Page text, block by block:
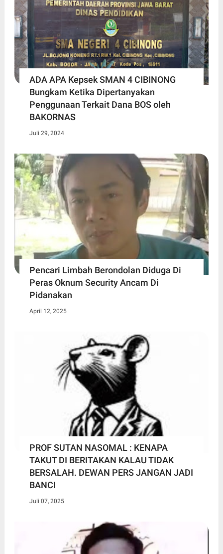
ADA APA Kepsek SMAN 4 CIBINONG
Bungkam Ketika Dipertanyakan
Penggunaan Terkait Dana BOS oleh
BAKORNAS
Juli 29, 2024
Pencari Limbah Berondolan Diduga Di
Peras Oknum Security Ancam Di
Pidanakan
April 12, 2025
PROF SUTAN NASOMAL : KENAPA
TAKUT DI BERITAKAN KALAU TIDAK
BERSALAH. DEWAN PERS JANGAN JADI
BANCI
Juli 07, 2025